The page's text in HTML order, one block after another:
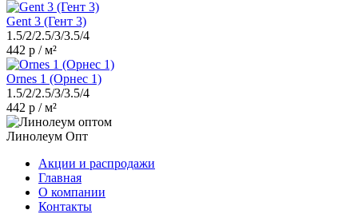
Gent 3 (Гент 3)
1.5/2/2.5/3/3.5/4
442 р / м²
Ornes 1 (Орнес 1)
1.5/2/2.5/3/3.5/4
442 р / м²
Линолеум Опт
Акции и распродажи
Главная
О компании
Контакты